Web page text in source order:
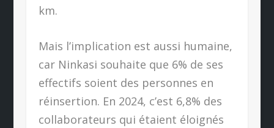
km.
Mais l’implication est aussi humaine,
car Ninkasi souhaite que 6% de ses
effectifs soient des personnes en
réinsertion. En 2024, c’est 6,8% des
collaborateurs qui étaient éloignés